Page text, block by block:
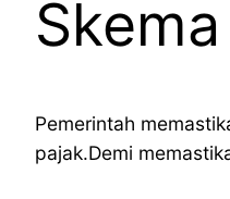
Pemerintah
pajak.Demi